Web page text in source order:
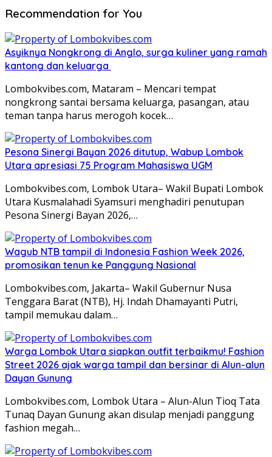
Recommendation for You
Asyiknya Nongkrong di Anglo, surga kuliner yang ramah
kantong dan keluarga
Lombokvibes.com, Mataram – Mencari tempat
nongkrong santai bersama keluarga, pasangan, atau
teman tanpa harus merogoh kocek…
Pesona Sinergi Bayan 2026 ditutup, Wabup Lombok
Utara apresiasi 75 Program Mahasiswa UGM
Lombokvibes.com, Lombok Utara– Wakil Bupati Lombok
Utara Kusmalahadi Syamsuri menghadiri penutupan
Pesona Sinergi Bayan 2026,…
Wagub NTB tampil di Indonesia Fashion Week 2026,
promosikan tenun ke Panggung Nasional
Lombokvibes.com, Jakarta– Wakil Gubernur Nusa
Tenggara Barat (NTB), Hj. Indah Dhamayanti Putri,
tampil memukau dalam…
Warga Lombok Utara siapkan outfit terbaikmu! Fashion
Street 2026 ajak warga tampil dan bersinar di Alun-alun
Dayan Gunung
Lombokvibes.com, Lombok Utara – Alun-Alun Tioq Tata
Tunaq Dayan Gunung akan disulap menjadi panggung
fashion megah…